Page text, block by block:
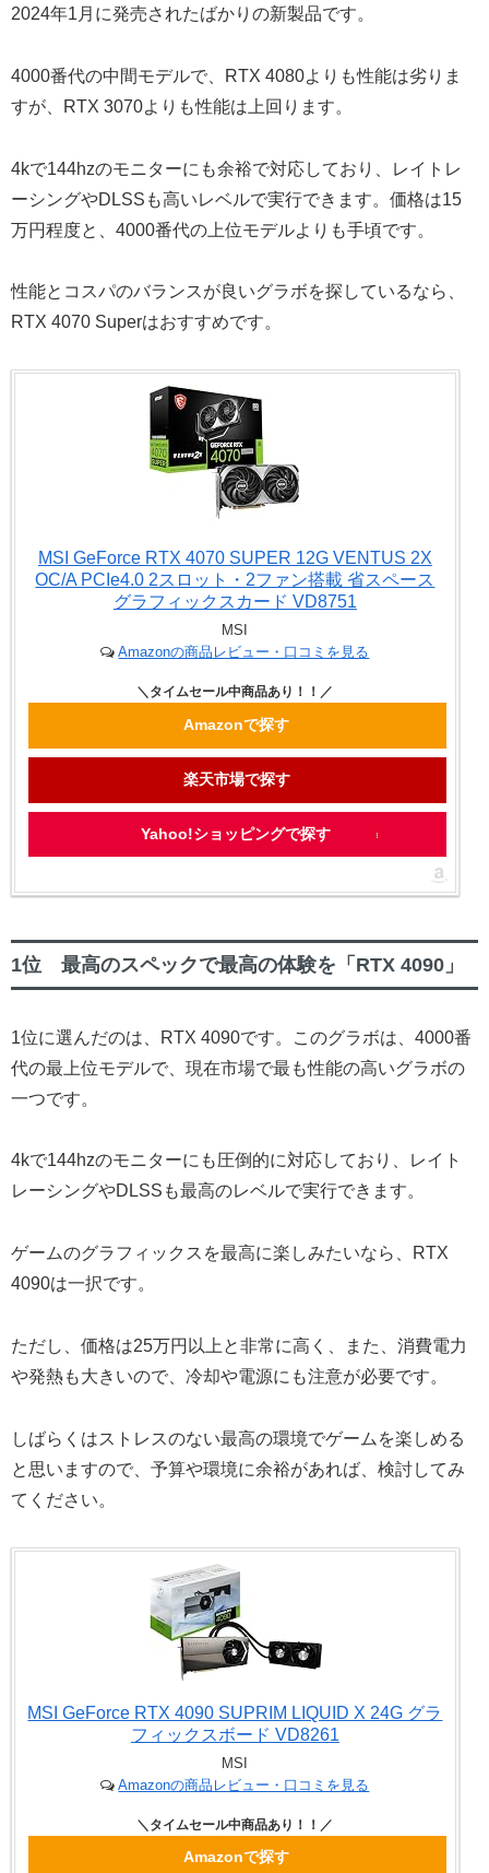
2024年1月に発売されたばかりの新製品です。
4000番代の中間モデルで、RTX 4080よりも性能は劣りま
すが、RTX 3070よりも性能は上回ります。
4kで144hzのモニターにも余裕で対応しており、レイトレ
ーシングやDLSSも高いレベルで実行できます。価格は15
万円程度と、4000番代の上位モデルよりも手頃です。
性能とコスパのバランスが良いグラボを探しているなら、
RTX 4070 Superはおすすめです。
MSI GeForce RTX 4070 SUPER 12G VENTUS 2X
OC/A PCIe4.0 2スロット・2ファン搭載 省スペース
グラフィックスカード VD8751
MSI
Amazonの商品レビュー・口コミを見る
Amazonで探す
楽天市場で探す
Yahoo!ショッピングで探す
1位 最高のスペックで最高の体験を「RTX 4090」
1位に選んだのは、RTX 4090です。このグラボは、4000番
代の最上位モデルで、現在市場で最も性能の高いグラボの
一つです。
4kで144hzのモニターにも圧倒的に対応しており、レイト
レーシングやDLSSも最高のレベルで実行できます。
ゲームのグラフィックスを最高に楽しみたいなら、RTX
4090は一択です。
ただし、価格は25万円以上と非常に高く、また、消費電力
や発熱も大きいので、冷却や電源にも注意が必要です。
しばらくはストレスのない最高の環境でゲームを楽しめる
と思いますので、予算や環境に余裕があれば、検討してみ
てください。
MSI GeForce RTX 4090 SUPRIM LIQUID X 24G グラ
フィックスボード VD8261
MSI
Amazonの商品レビュー・口コミを見る
Amazonで探す